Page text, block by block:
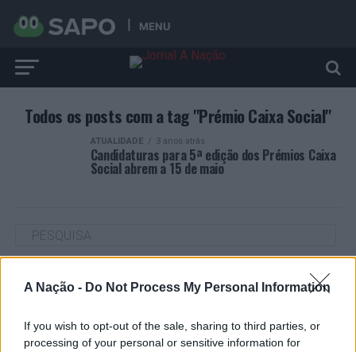
A Nação - Do Not Process My Personal Information
If you wish to opt-out of the sale, sharing to third parties, or
processing of your personal or sensitive information for
MENU
Todos os posts com a tag "Prémio Caixa Social"
ATUALIDADE 3 anos atrás
Candidaturas para 5ª edição dos Prémios Caixa
Social abrem a 15 de maio
ARTIGOS RECENTES
de “provocar” mudanças genéticas, diz neurocientista